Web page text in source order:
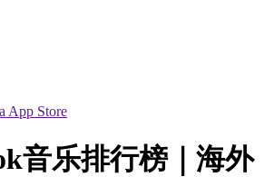
App Store
音乐排行榜｜海外